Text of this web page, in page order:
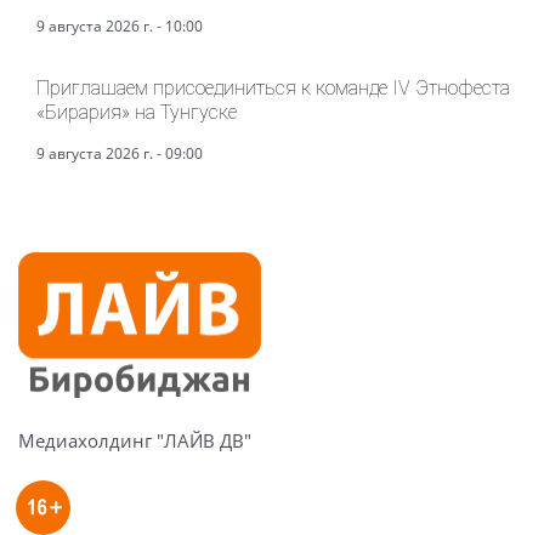
9 августа 2026 г. - 10:00
Приглашаем присоединиться к команде IV Этнофеста
«Бирария» на Тунгуске
9 августа 2026 г. - 09:00
Медиахолдинг "ЛАЙВ ДВ"